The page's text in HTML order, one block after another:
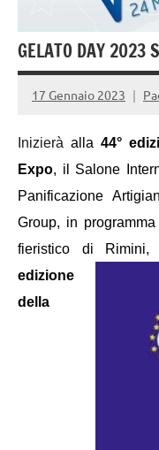
GELATO DAY 2023
17 Gennaio 2023
nizierà alla 44°
Expo, il Salone
Panificazione
Group, in
fieristico di
edizione
della